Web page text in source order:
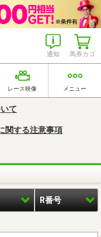
馬券カゴ
通知
レース映像 メニュー
て
関する注意事項
R番号